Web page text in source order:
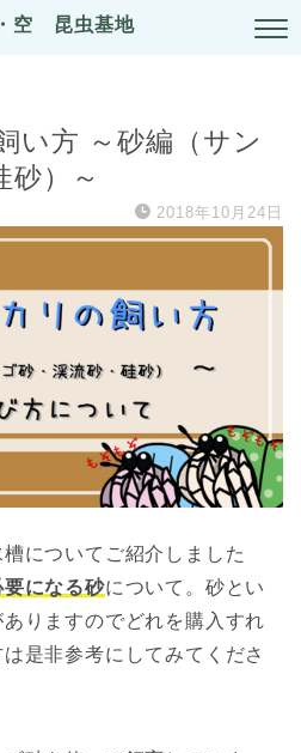
空 昆虫基地
い方 ～砂編（サン
砂）～
2018年10月24日
についてご紹介しました
になる砂について。砂とい
りますのでどれを購入すれ
是非参考にしてみてくださ